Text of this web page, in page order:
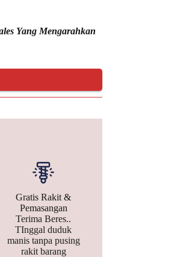
Yang Mengarahkan
Gratis Rakit &
Pemasangan
Terima Beres..
TInggal duduk
manis tanpa pusing
rakit barang